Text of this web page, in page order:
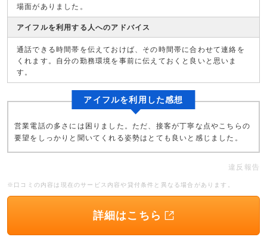
場面がありました。
アイフルを利用する人へのアドバイス
通話できる時間帯を伝えておけば、その時間帯に合わせて連絡を
くれます。自分の勤務環境を事前に伝えておくと良いと思いま
す。
アイフルを利用した感想
営業電話の多さには困りました。ただ、接客が丁寧な点やこちらの
要望をしっかりと聞いてくれる姿勢はとても良いと感じました。
違反報告
※口コミの内容は現在のサービス内容や貸付条件と異なる場合があります。
詳細はこちら